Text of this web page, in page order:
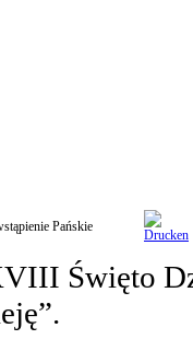
Pańskie
Święto